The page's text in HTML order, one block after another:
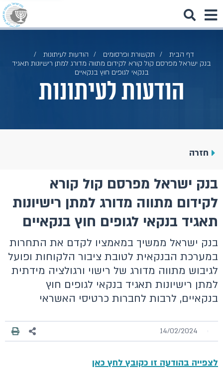
דף הבית תקשורת ופרסומים
הודעות לעיתונות
בנק ישראל מפרסם קול קורא לקידום מתווה מדורג למתן רישיונות תאגיד
בנקאי לגופים חוץ בנקאיים
הודעות לעיתונות
חזרה
בנק ישראל מפרסם קול קורא
לקידום מתווה מדורג למתן רישיונות
תאגיד בנקאי לגופים חוץ בנקאיים
בנק ישראל ממשיך במאמציו לקדם את התחרות
במערכת הבנקאית לטובת ציבור הלקוחות ופועל
לגיבוש מתווה מדורג של רישוי ורגולציה מידתית
למתן רישיונות תאגיד בנקאי לגופים חוץ
בנקאיים, לרבות לחברות כרטיסי האשראי
14/02/2024
לצפייה בהודעה זו כקובץ לחץ כאן